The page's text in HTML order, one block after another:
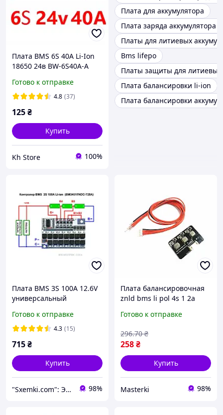
Плата BMS 6S 40А Li-Ion
18650 24в BW-6S40A-A
разряда для
аккумуляторов с
Готово к отправке
4.8 (37)
125₴
Купить
Kh Store 100%
Плата для аккумулятора
Плата заряда аккумулятора
Платы для литиевых
Bms lifepo
Платы защиты для литиевых
Плата балансировки li-ion
Плата балансировки
Плата BMS 3S 100А 12.6V
универсальный
балансировки, защиты и
зарядки Li-ion
Готово к отправке
4.3 (15)
715₴
Купить
"Sxemki.com": Электроника, схемы, модули! 98%
Плата балансировочная
znld bms li pol 4s 1 2а
аккумуляторов
Готово к отправке
258₴
296.70 ₴
Купить
Masterki 98%